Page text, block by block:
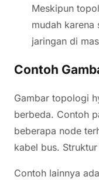
Meskipun
mudah karena
jaringan di
Contoh
Gambar topologi
berbeda. Contoh
beberapa node
kabel bus.
Contoh lainnya